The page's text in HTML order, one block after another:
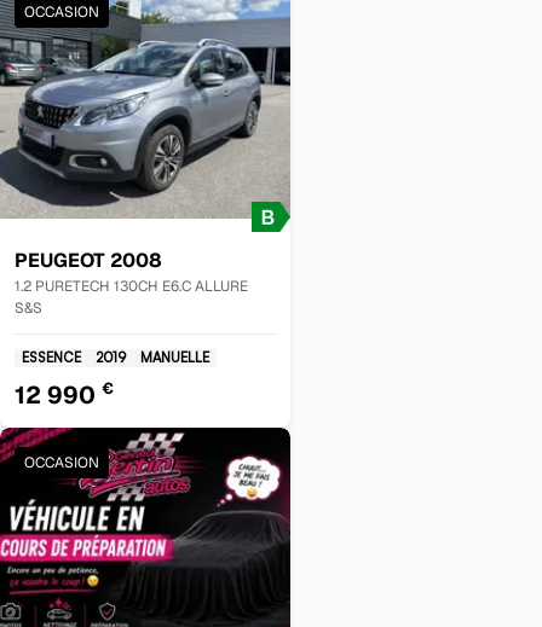
OCCASION
PEUGEOT 2008
1.2 PURETECH 130CH E6.C ALLURE
S&S
ESSENCE 2019 MANUELLE
12 990 €
OCCASION